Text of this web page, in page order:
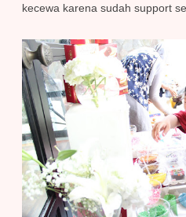
kecewa karena sudah support